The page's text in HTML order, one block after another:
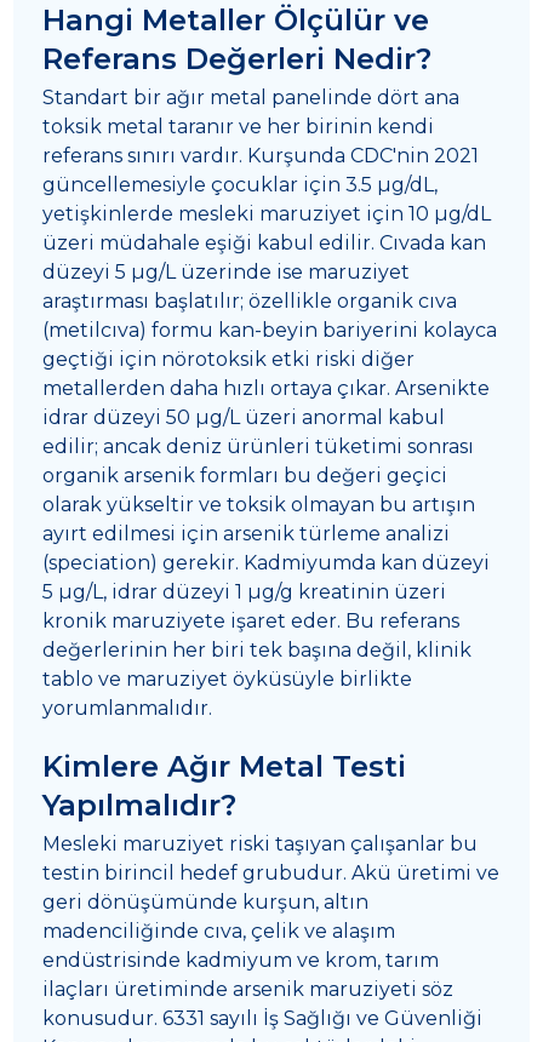
Hangi Metaller Ölçülür ve
Referans Değerleri Nedir?
Standart bir ağır metal panelinde dört ana
toksik metal taranır ve her birinin kendi
referans sınırı vardır. Kurşunda CDC'nin 2021
güncellemesiyle çocuklar için 3.5 µg/dL,
yetişkinlerde mesleki maruziyet için 10 µg/dL
üzeri müdahale eşiği kabul edilir. Cıvada kan
düzeyi 5 µg/L üzerinde ise maruziyet
araştırması başlatılır; özellikle organik cıva
(metilcıva) formu kan-beyin bariyerini kolayca
geçtiği için nörotoksik etki riski diğer
metallerden daha hızlı ortaya çıkar. Arsenikte
idrar düzeyi 50 µg/L üzeri anormal kabul
edilir; ancak deniz ürünleri tüketimi sonrası
organik arsenik formları bu değeri geçici
olarak yükseltir ve toksik olmayan bu artışın
ayırt edilmesi için arsenik türleme analizi
(speciation) gerekir. Kadmiyumda kan düzeyi
5 µg/L, idrar düzeyi 1 µg/g kreatinin üzeri
kronik maruziyete işaret eder. Bu referans
değerlerinin her biri tek başına değil, klinik
tablo ve maruziyet öyküsüyle birlikte
yorumlanmalıdır.
Kimlere Ağır Metal Testi
Yapılmalıdır?
Mesleki maruziyet riski taşıyan çalışanlar bu
testin birincil hedef grubudur. Akü üretimi ve
geri dönüşümünde kurşun, altın
madenciliğinde cıva, çelik ve alaşım
endüstrisinde kadmiyum ve krom, tarım
ilaçları üretiminde arsenik maruziyeti söz
konusudur. 6331 sayılı İş Sağlığı ve Güvenliği